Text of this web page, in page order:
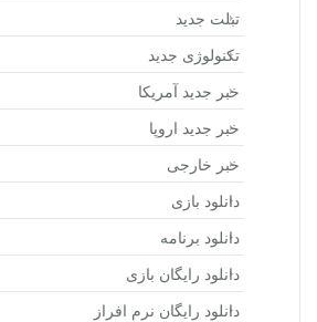
تبلت جدید
تکنولوژی جدید
خبر جدید آمریکا
خبر جدید اروپا
خبر خارجی
دانلود بازی
دانلود برنامه
دانلود رایگان بازی
دانلود رایگان نرم افراز